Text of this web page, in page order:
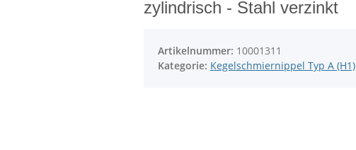
zylindrisch - Stahl verzinkt
Artikelnummer: 10001311
Kategorie: Kegelschmiernippel Typ A (H1)